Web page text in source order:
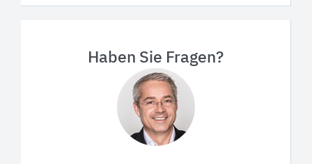
Haben Sie Fragen?